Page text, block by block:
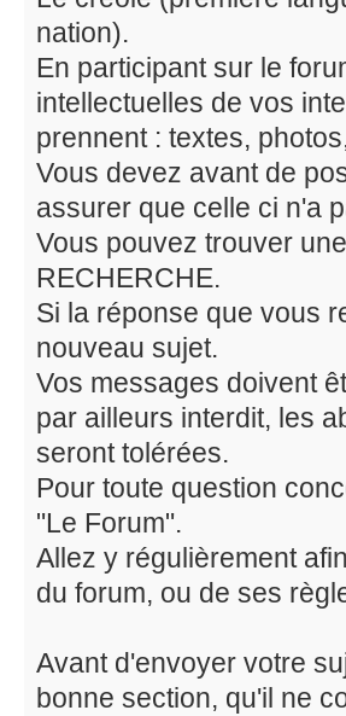
nation).
En participant sur le
intellectuelles de vos
prennent : textes,
Vous devez avant de
assurer que celle ci n'a
Vous pouvez trouver
RECHERCHE.
Si la réponse que vous
nouveau sujet.
Vos messages doivent
par ailleurs interdit, les
seront tolérées.
Pour toute question
"Le Forum".
Allez y régulièrement
du forum, ou de ses
Avant d'envoyer votre
bonne section, qu'il ne